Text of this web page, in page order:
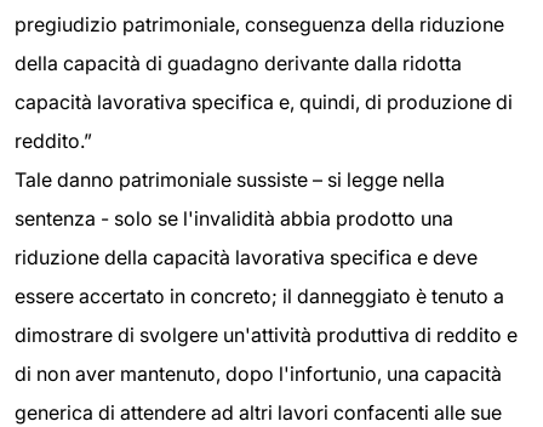
pregiudizio patrimoniale, conseguenza della riduzione
della capacità di guadagno derivante dalla ridotta
capacità lavorativa specifica e, quindi, di produzione di
reddito.”
Tale danno patrimoniale sussiste – si legge nella
sentenza - solo se l'invalidità abbia prodotto una
riduzione della capacità lavorativa specifica e deve
essere accertato in concreto; il danneggiato è tenuto a
dimostrare di svolgere un'attività produttiva di reddito e
di non aver mantenuto, dopo l'infortunio, una capacità
generica di attendere ad altri lavori confacenti alle sue